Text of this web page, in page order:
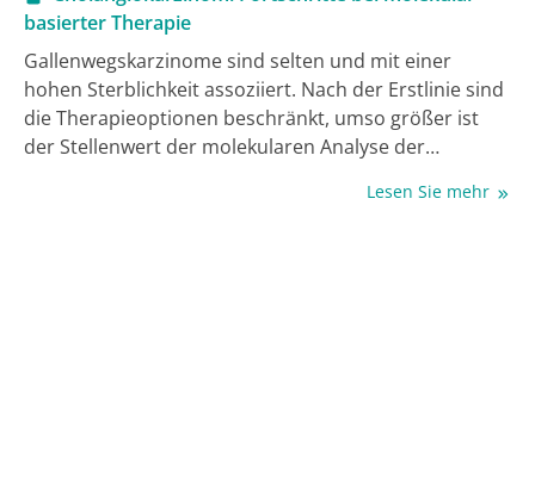
basierter Therapie
Gallenwegskarzinome sind selten und mit einer
hohen Sterblichkeit assoziiert. Nach der Erstlinie sind
die Therapieoptionen beschränkt, umso größer ist
der Stellenwert der molekularen Analyse der
zielgerichtete Therapie ermöglichen. Als potentielles
Lesen Sie mehr